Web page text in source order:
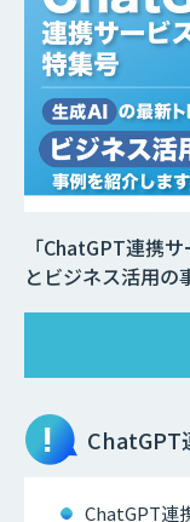
「ChatGPT連携
とビジネス活用の
ChatGPT
ChatGPT連